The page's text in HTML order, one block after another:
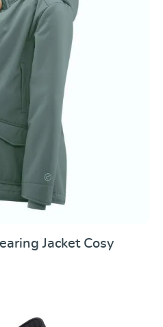
Jacket Cosy